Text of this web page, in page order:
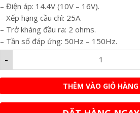
– Điện áp: 14.4V (10V – 16V).
– Xếp hạng cầu chì: 25A.
– Trở kháng đầu ra: 2 ohms.
– Tần số đáp ứng: 50Hz – 150Hz.
-
THÊM VÀO GIỎ HÀNG